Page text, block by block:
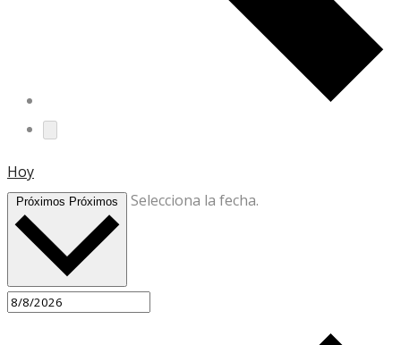
Hoy
Próximos Próximos Selecciona la fecha.